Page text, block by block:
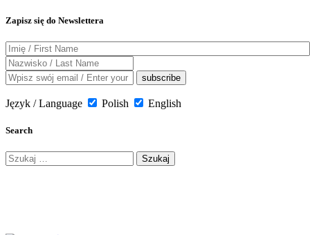
Zapisz się do Newslettera
Język / Language Polish English
Search
Szukaj: